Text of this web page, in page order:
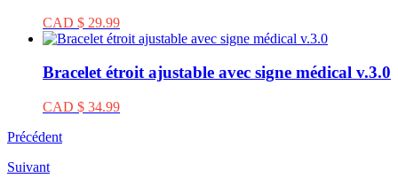
CAD $ 29.99
Bracelet étroit ajustable avec signe médical v.3.0
CAD $ 34.99
Précédent
Suivant